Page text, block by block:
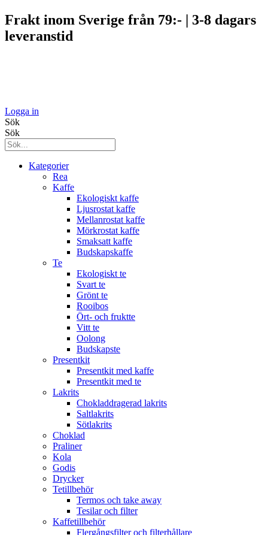
Frakt inom Sverige från 79:- | 3-8 dagars
leveranstid
Logga in
Sök
Sök
Kategorier
Rea
Kaffe
Ekologiskt kaffe
Ljusrostat kaffe
Mellanrostat kaffe
Mörkrostat kaffe
Smaksatt kaffe
Budskapskaffe
Te
Ekologiskt te
Svart te
Grönt te
Rooibos
Ört- och fruktte
Vitt te
Oolong
Budskapste
Presentkit
Presentkit med kaffe
Presentkit med te
Lakrits
Chokladdragerad lakrits
Saltlakrits
Sötlakrits
Choklad
Praliner
Kola
Godis
Drycker
Tetillbehör
Termos och take away
Tesilar och filter
Kaffetillbehör
Flergångsfilter och filterhållare